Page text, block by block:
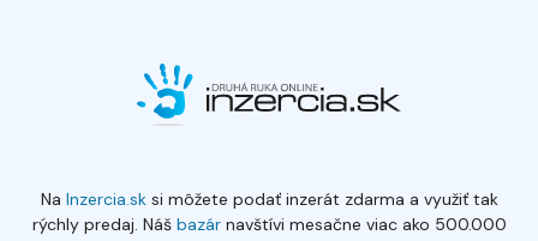
Na Inzercia.sksi môžete podať inzerát zdarma a využiť tak
rýchly predaj. Náš bazárnavštívi mesačne viac ako 500.000